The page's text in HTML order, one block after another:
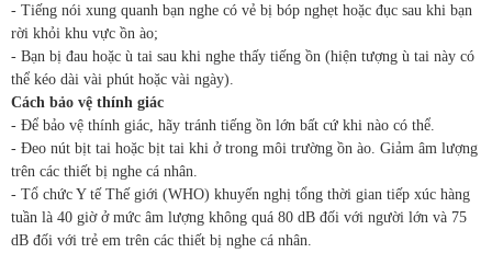
- Tiếng nói xung quanh bạn nghe có vẻ bị bóp nghẹt hoặc đục sau khi bạn
rời khỏi khu vực ồn ào;
- Bạn bị đau hoặc ù tai sau khi nghe thấy tiếng ồn (hiện tượng ù tai này có
thể kéo dài vài phút hoặc vài ngày).
Cách bảo vệ thính giác
- Để bảo vệ thính giác, hãy tránh tiếng ồn lớn bất cứ khi nào có thể.
- Đeo nút bịt tai hoặc bịt tai khi ở trong môi trường ồn ào. Giảm âm lượng
trên các thiết bị nghe cá nhân.
- Tổ chức Y tế Thế giới (WHO) khuyến nghị tổng thời gian tiếp xúc hàng
tuần là 40 giờ ở mức âm lượng không quá 80 dB đối với người lớn và 75
dB đối với trẻ em trên các thiết bị nghe cá nhân.